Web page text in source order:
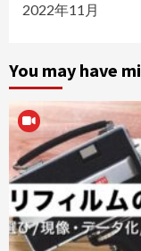
2022年11月
You may have